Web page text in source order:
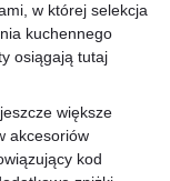
w której selekcja
kuchennego
osiągają tutaj
większe
akcesoriów
kod